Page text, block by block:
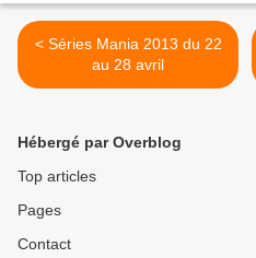
< Séries Mania 2013 du 22
au 28 avril
Hébergé par Overblog
Top articles
Pages
Contact